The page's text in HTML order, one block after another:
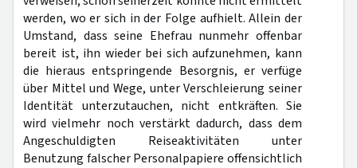
werden, wo er sich in der Folge aufhielt. Allein der
Umstand, dass seine Ehefrau nunmehr offenbar
bereit ist, ihn wieder bei sich aufzunehmen, kann
die hieraus entspringende Besorgnis, er verfüge
über Mittel und Wege, unter Verschleierung seiner
Identität unterzutauchen, nicht entkräften. Sie
wird vielmehr noch verstärkt dadurch, dass dem
Angeschuldigten Reiseaktivitäten unter
Benutzung falscher Personalpapiere offensichtlich